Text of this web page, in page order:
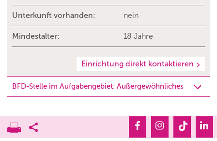
Unterkunft vorhanden: nein
Mindestalter: 18 Jahre
Einrichtung direkt kontaktieren
BFD-Stelle im Aufgabengebiet: Außergewöhnliches